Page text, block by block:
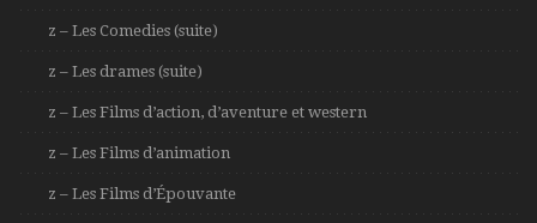
z – Les Comedies (suite)
z – Les drames (suite)
z – Les Films d’action, d’aventure et western
z – Les Films d’animation
z – Les Films d’Épouvante